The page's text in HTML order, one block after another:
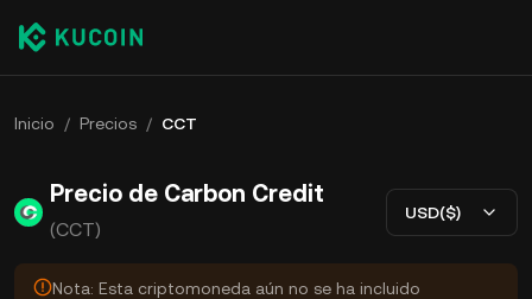
Inicio / Precios / CCT
Precio de Carbon Credit
(CCT)
USD($)
Nota: Esta criptomoneda aún no se ha incluido